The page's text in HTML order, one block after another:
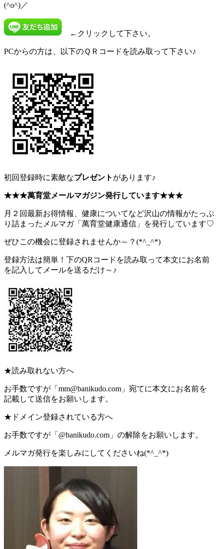
(^o^)／
←クリックして下さい。
PCからの方は、以下のＱＲコードを読み取って下さい♪
初回登録時に素敵なプレゼント があります♪
★★★萬育堂メールマガジン発行しています★★★
月２回最新お得情報、健康についてなど沢山の情報がたっぷ
り詰まったメルマガ「萬育堂健康通信」を発行しています♡
ぜひこの機会に登録されませんか～？(*^_^*)
登録方法は簡単！下のQRコードを読み取って本文にお名前
を記入してメールを送るだけ～♪
★読み取れない方へ
お手数ですが「mm@banikudo.com」宛てに本文にお名前を
記載して送信をお願いします。
★ドメイン登録されている方へ
お手数ですが「@banikudo.com」の解除をお願いします。
メルマガ発行を楽しみにしてくださいね(*^_^*)